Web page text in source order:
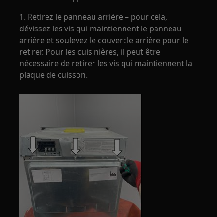
1. Retirez le panneau arrière – pour cela,
dévissez les vis qui maintiennent le panneau
arrière et soulevez le couvercle arrière pour le
retirer. Pour les cuisinières, il peut être
nécessaire de retirer les vis qui maintiennent la
plaque de cuisson.